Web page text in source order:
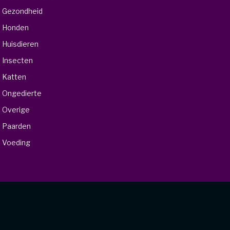
Gezondheid
Honden
Huisdieren
Insecten
Katten
Ongedierte
Overige
Paarden
Voeding